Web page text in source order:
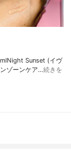
Sunset (イヴ
ゾーンケア…続きを